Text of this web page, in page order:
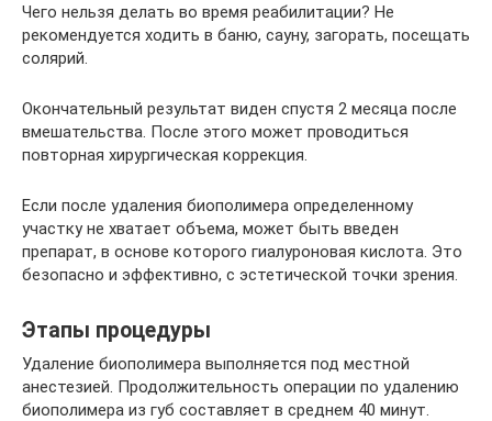
Чего нельзя делать во время реабилитации? Не
рекомендуется ходить в баню, сауну, загорать, посещать
солярий.
Окончательный результат виден спустя 2 месяца после
вмешательства. После этого может проводиться
повторная хирургическая коррекция.
Если после удаления биополимера определенному
участку не хватает объема, может быть введен
препарат, в основе которого гиалуроновая кислота. Это
безопасно и эффективно, с эстетической точки зрения.
Этапы процедуры
Удаление биополимера выполняется под местной
анестезией. Продолжительность операции по удалению
биополимера из губ составляет в среднем 40 минут.